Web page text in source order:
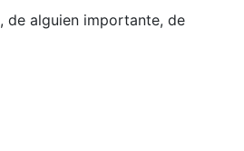
de alguien importante, de